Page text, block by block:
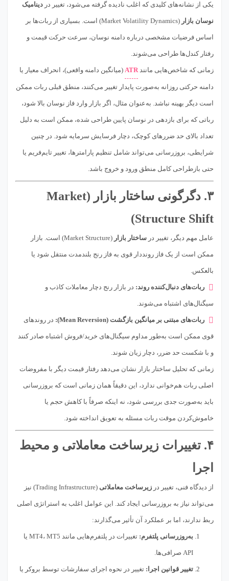
یکی از نشانه‌های کلیدی که اغلب نادیده گرفته می‌شود، تغییر در دینامیک
نوسان بازار (Market Volatility Dynamics) است. بسیاری از ربات‌ها بر
اساس فرضیات مشخصی درباره دامنه نوسان، سرعت حرکت قیمت و
رفتار کندل‌ها طراحی می‌شوند.
زمانی که شاخص‌هایی مانندATR (میانگین دامنه واقعی)، انحراف معیار یا
دامنه حرکتی روزانه به‌صورت پایدار تغییر می‌کنند، منطق قبلی ربات ممکن
است دیگر بهینه نباشد. به‌عنوان مثال، اگر بازار وارد فاز نوسان بالا شود،
رباتی که برای بازدهی در نوسان پایین طراحی شده، ممکن است به دلیل
تعداد بالای حد ضررهای کوچک، دچار فرسایش سرمایه شود. در چنین
شرایطی، بروزرسانی می‌تواند شامل تنظیم پارامترها، تغییر تایم‌فریم یا
حتی بازطراحی کامل منطق ورود و خروج باشد.
۳. دگرگونی ساختار بازار (Market
Structure Shift)
عامل مهم دیگر، تغییر در ساختار بازار (Market Structure) است. بازار
ممکن است از یک فاز رونددار قوی به فاز رنج بلندمدت منتقل شود یا
بالعکس.
ربات‌های دنبال‌کننده روند: در بازار رنج دچار معاملات کاذب و
سیگنال‌های اشتباه می‌شوند.
ربات‌های مبتنی بر میانگین بازگشت (Mean Reversion): در روندهای
قوی ممکن است به‌طور مداوم سیگنال‌های خرید/فروش اشتباه صادر کنند
و با شکست حد ضرر، دچار زیان شوند.
زمانی که تحلیل ساختار بازار نشان می‌دهد رفتار قیمت دیگر با مفروضات
اصلی ربات هم‌خوانی ندارد، این دقیقاً همان زمانی است که بروزرسانی
باید به‌صورت جدی بررسی شود، نه اینکه صرفاً با کاهش حجم یا
خاموش‌کردن موقت ربات مسئله به تعویق انداخته شود.
۴. تغییرات زیرساخت معاملاتی و محیط
اجرا
از دیدگاه فنی، تغییر در زیرساخت معاملاتی (Trading Infrastructure) نیز
می‌تواند نیاز به بروزرسانی ایجاد کند. این عوامل اغلب به استراتژی اصلی
ربط ندارند، اما بر عملکرد آن تأثیر می‌گذارند:
به‌روزرسانی پلتفرم: تغییرات در پلتفرم‌هایی مانند MT4، MT5 یا
API صرافی‌ها.
تغییر قوانین اجرا: تغییر در نحوه اجرای سفارشات توسط بروکر یا